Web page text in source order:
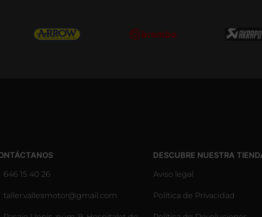
646 15 40 26
taller.vallesmotor@gmail.com
DESCUBRE NUESTRA
Aviso legal
Política de Privacidad